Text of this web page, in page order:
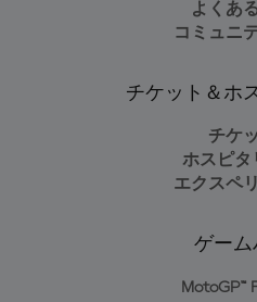
よくあ
コミュニ
チケット＆ホ
チケ
ホスピタ
エクスペ
ゲーム
MotoGP™